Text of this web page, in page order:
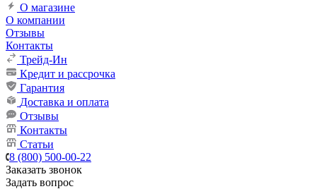
О магазине
О компании
Отзывы
Контакты
Трейд-Ин
Кредит и рассрочка
Гарантия
Доставка и оплата
Отзывы
Контакты
Статьи
8 (800) 500-00-22
Заказать звонок
Задать вопрос